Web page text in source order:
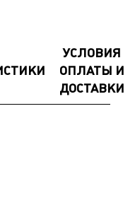
УСЛОВИЯ
ОПЛАТЫ И
ДОСТАВКИ